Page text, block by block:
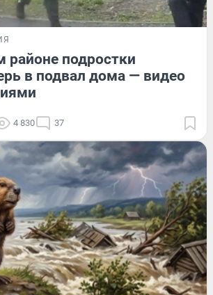
районе подростки
в подвал дома — видео
4 830 37